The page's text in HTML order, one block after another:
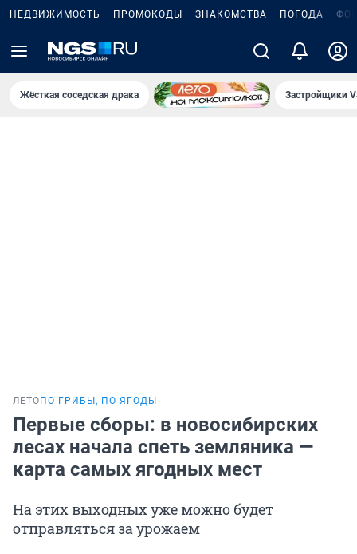
НЕДВИЖИМОСТЬ ПРОМОКОДЫ ЗНАКОМСТВА ПОГОДА
Жёсткая соседская драка Застройщики
ЛЕТО ПО ГРИБЫ, ПО ЯГОДЫ
Первые сборы: в новосибирских
лесах начала спеть земляника —
карта самых ягодных мест
На этих выходных уже можно будет
отправляться за урожаем